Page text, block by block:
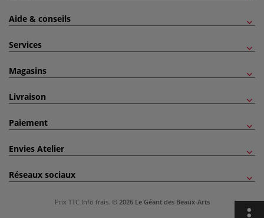
Aide & conseils
Services
Magasins
Livraison
Paiement
Envies Atelier
Réseaux sociaux
Prix TTC Info frais. © 2026 Le Géant des Beaux-Arts